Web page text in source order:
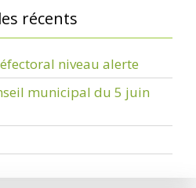
récents
niveau alerte
municipal du 5 juin